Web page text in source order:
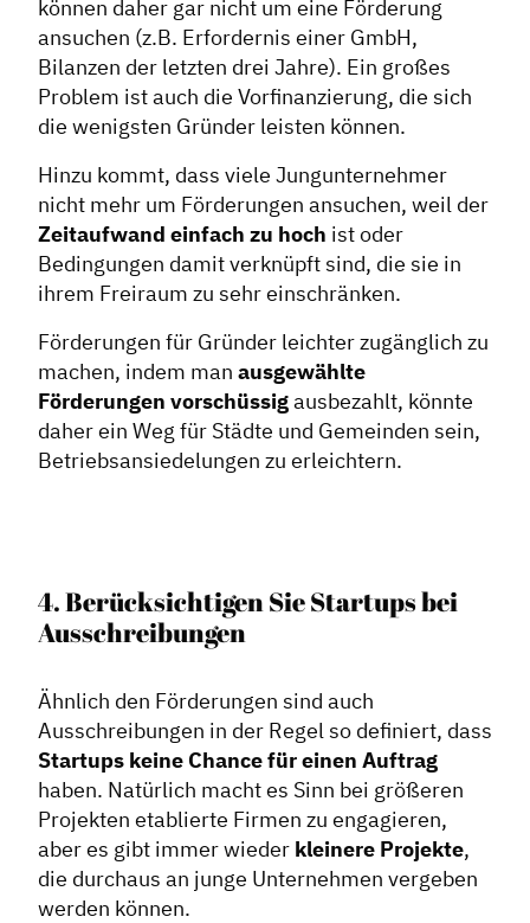
Contentmanagement
Datenmanagement
Serviceleistungen
Kooperationen
Service
Blog
Podcast
News
Informiert bleiben
Presse
Mosaik
Expertenwissen
können daher gar nicht um eine Förderung
ansuchen (z.B. Erfordernis einer GmbH,
Bilanzen der letzten drei Jahre). Ein großes
Problem ist auch die Vorfinanzierung, die sich
die wenigsten Gründer leisten können.
Hinzu kommt, dass viele Jungunternehmer
nicht mehr um Förderungen ansuchen, weil der
Zeitaufwand einfach zu hoch ist oder
Bedingungen damit verknüpft sind, die sie in
ihrem Freiraum zu sehr einschränken.
Förderungen für Gründer leichter zugänglich zu
machen, indem man ausgewählte
Förderungen vorschüssigausbezahlt, könnte
daher ein Weg für Städte und Gemeinden sein,
Betriebsansiedelungen zu erleichtern.
4. Berücksichtigen Sie Startups bei
Ausschreibungen
Ähnlich den Förderungen sind auch
Ausschreibungen in der Regel so definiert, dass
Startups keine Chance für einen Auftrag
haben. Natürlich macht es Sinn bei größeren
Projekten etablierte Firmen zu engagieren,
aber es gibt immer wieder kleinere Projekte,
die durchaus an junge Unternehmen vergeben
werden können.